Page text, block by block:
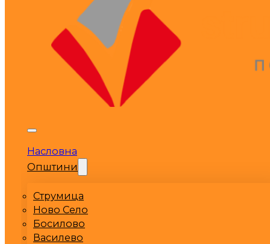
Насловна
Општини
Струмица
Ново Село
Босилово
Василево